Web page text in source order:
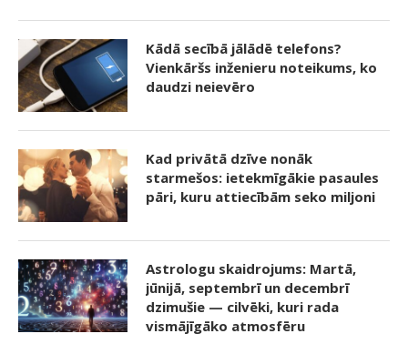
Kādā secībā jālādē telefons?
Vienkāršs inženieru noteikums, ko
daudzi neievēro
Kad privātā dzīve nonāk
starmešos: ietekmīgākie pasaules
pāri, kuru attiecībām seko miljoni
Astrologu skaidrojums: Martā,
jūnijā, septembrī un decembrī
dzimušie — cilvēki, kuri rada
vismājīgāko atmosfēru